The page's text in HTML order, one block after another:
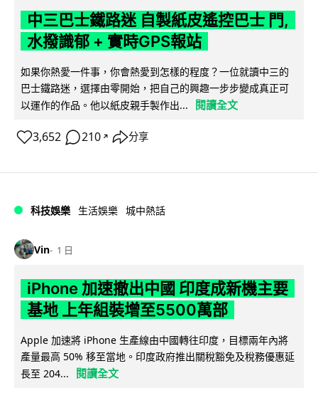
中三巴士鐵路迷 自製紙皮遙控巴士 門,
水撥識郁 + 實時GPS報站
如果你熱愛一件事，你會熱愛到怎樣的程度？一位就讀中三的
巴士鐵路迷，選擇由零開始，把自己的興趣一步步變成真正可
以運作的作品。他以紙皮親手製作出...
閱讀全文
3,652 210 ↗ 分享
科技娛樂 生活娛樂 城中熱話
Vin 1 日
iPhone 加速撤出中國 印度成新機主要
基地 上年組裝增至5500萬部
Apple 加速將 iPhone 生產線由中國轉往印度，目標兩年內將
產量最高 50% 移至當地。印度政府推出關稅豁免及稅務優惠延
長至 204...
閱讀全文